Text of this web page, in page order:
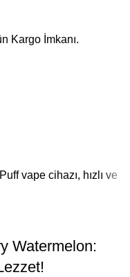
Kargo İmkanı.
Watermelon: